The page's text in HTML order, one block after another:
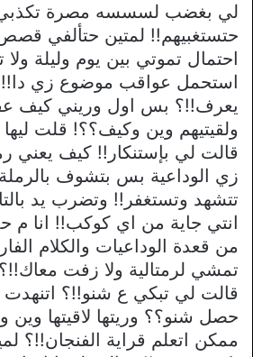
لي بغضب لسسسه مصرة
حتستغبيهم!! لمتين حتألفي
احتمال تموتي بين يوم وليلة
استحمل عواقب موضوع زي
يعرف!!؟ بس اول وريني كيف
ولقيتيهم وين وكيف؟؟! قلت
قالت لي بإستنكار!! كيف يعني
زي الوداعية بس بتشوف
تتشهد وتستغفر!! وتضرب يد
انتي جاية من اي كوكب!! انا م
من قعدة الوداعيات والكلام
تمشي لرمتالية ولا زفت
قالت لي تبكي ع شنو!!؟ اتنهدت
حصل شنو؟؟ وريتها لاقيتها وين
ممكن اتعلم قراية الفنجان!!؟